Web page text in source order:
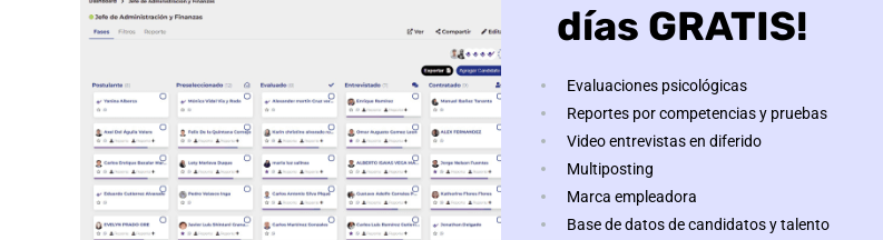
días GRATIS!
Evaluaciones psicológicas
Reportes por competencias y pruebas
Video entrevistas en diferido
Multiposting
Marca empleadora
Base de datos de candidatos y talento